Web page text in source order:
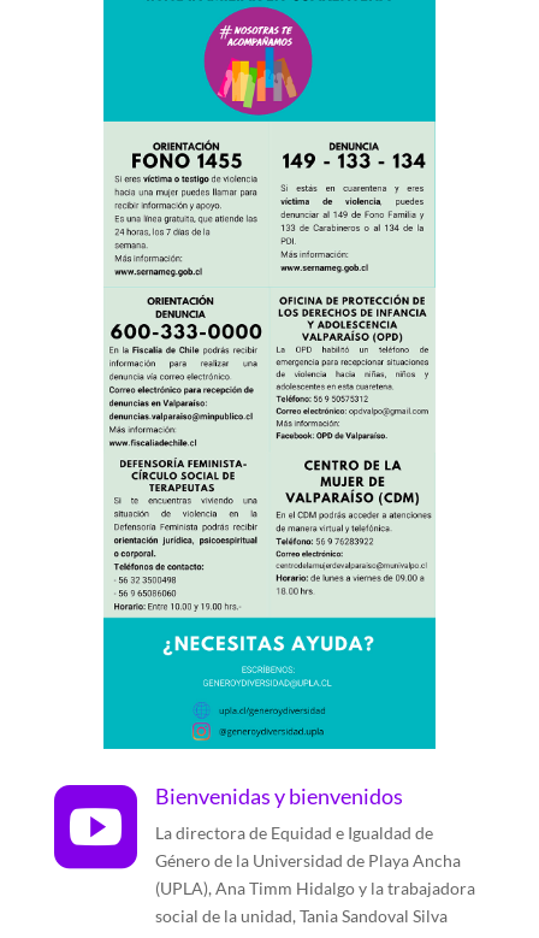
 Bienvenidas y bienvenidos
La directora de Equidad e Igualdad de
Género de la Universidad de Playa Ancha
(UPLA), Ana Timm Hidalgo y la trabajadora
social de la unidad, Tania Sandoval Silva